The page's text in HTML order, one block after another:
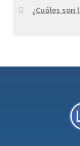
¿Cuáles